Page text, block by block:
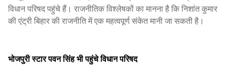
विधान परिषद पहुंचे हैं। राजनीतिक विश्लेषकों का मानना है कि निशांत कुमार
की एंट्री बिहार की राजनीति में एक महत्वपूर्ण संकेत मानी जा सकती है।
भोजपुरी स्टार पवन सिंह भी पहुंचे विधान परिषद